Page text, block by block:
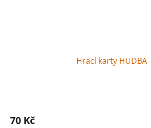
Hrací karty HUDBA
70 Kč